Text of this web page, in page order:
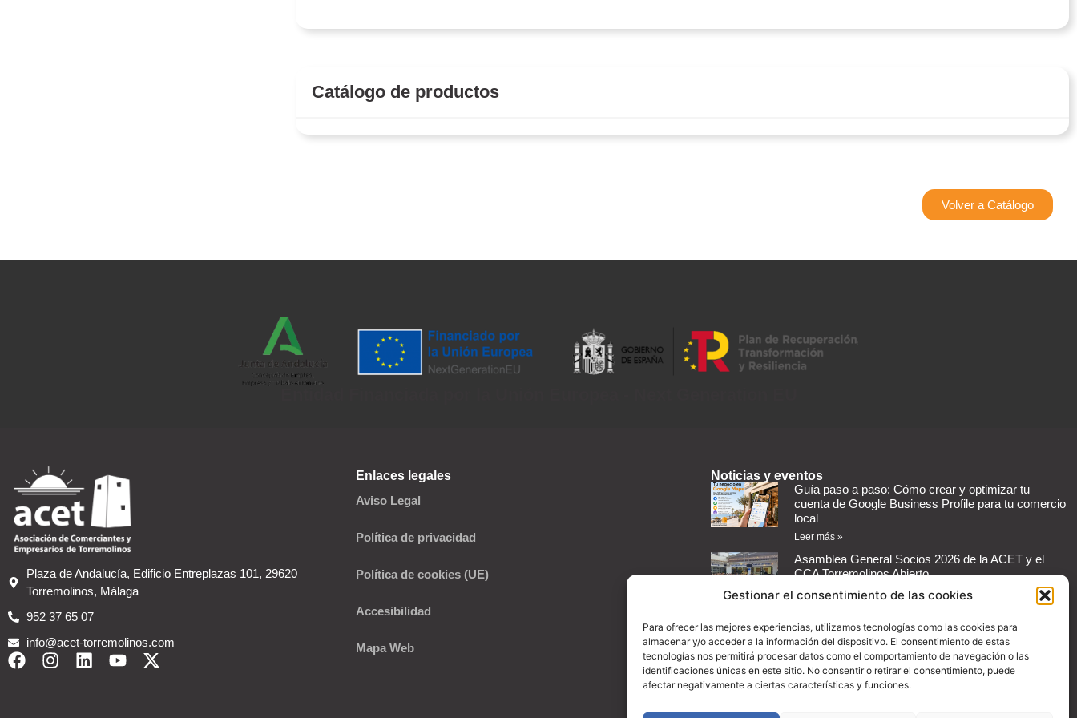
Gestionar el consentimiento de las cookies
Para ofrecer las mejores experiencias, utilizamos tecnologías como las cookies para
almacenar y/o acceder a la información del dispositivo. El consentimiento de estas
tecnologías nos permitirá procesar datos como el comportamiento de navegación o las
identificaciones únicas en este sitio. No consentir o retirar el consentimiento, puede
afectar negativamente a ciertas características y funciones.
Catálogo de productos
Volver a Catálogo
Plaza de Andalucía, Edificio Entreplazas 101, 29620
Torremolinos, Málaga
952 37 65 07
info@acet-torremolinos.com
Enlaces legales
Aviso Legal
Política de privacidad
Política de cookies (UE)
Accesibilidad
Mapa Web
Noticias y eventos
Guía paso a paso: Cómo crear y optimizar tu
cuenta de Google Business Profile para tu comercio
local
Leer más »
Asamblea General Socios 2026 de la ACET y el
CCA Torremolinos Abierto
Leer más »
sociales para tu negocio
Leer más »
Guía práctica: Cómo configurar promociones en
Instagram para aumentar las ventas de tu comercio